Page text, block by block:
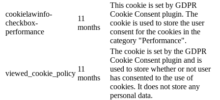
cookielawinfo-
checkbox-
performance
11
months
This cookie is set by GDPR
Cookie Consent plugin. The
cookie is used to store the user
consent for the cookies in the
category "Performance".
viewed_cookie_policy
11
months
The cookie is set by the GDPR
Cookie Consent plugin and is
used to store whether or not user
has consented to the use of
cookies. It does not store any
personal data.